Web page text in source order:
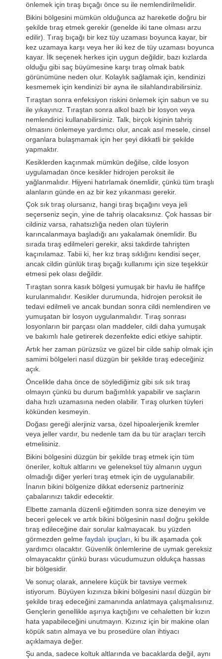
önlemek için tıraş bıçağı önce su ile nemlendirilmelidir.
Bikini bölgesini mümkün olduğunca az hareketle doğru bir
şekilde tıraş etmek gerekir (genelde iki tane olması arzu
edilir). Tıraş bıçağı bir kez tüy uzaması boyunca kayar, bir
kez uzamaya karşı veya her iki kez de tüy uzaması boyunca
kayar. İlk seçenek herkes için uygun değildir, bazı kızlarda
olduğu gibi saç büyümesine karşı tıraş olmak batık
görünümüne neden olur. Kolaylık sağlamak için, kendinizi
kesmemek için kendinizi bir ayna ile silahlandırabilirsiniz.
Tıraştan sonra enfeksiyon riskini önlemek için sabun ve su
ile yıkayınız. Tıraştan sonra alkol bazlı bir losyon veya
nemlendirici kullanabilirsiniz. Talk, birçok kişinin tahriş
olmasını önlemeye yardımcı olur, ancak asıl mesele, cinsel
organlara bulaşmamak için her şeyi dikkatli bir şekilde
yapmaktır.
Kesiklerden kaçınmak mümkün değilse, cilde losyon
uygulamadan önce kesikler hidrojen peroksit ile
yağlanmalıdır. Hijyeni hatırlamak önemlidir, çünkü tüm tıraşlı
alanların günde en az bir kez yıkanması gerekir.
Çok sık tıraş olursanız, hangi tıraş bıçağını veya jeli
seçerseniz seçin, yine de tahriş olacaksınız. Çok hassas bir
cildiniz varsa, rahatsızlığa neden olan tüylerin
karıncalanmaya başladığı anı yakalamak önemlidir. Bu
sırada tıraş edilmeleri gerekir, aksi takdirde tahrişten
kaçınılamaz. Tabii ki, her kız tıraş sıklığını kendisi seçer,
ancak cildin günlük tıraş bıçağı kullanımı için size teşekkür
etmesi pek olası değildir.
Tıraştan sonra kasık bölgesi yumuşak bir havlu ile hafifçe
kurulanmalıdır. Kesikler durumunda, hidrojen peroksit ile
tedavi edilmeli ve ancak bundan sonra cildi nemlendiren ve
yumuşatan bir losyon uygulanmalıdır. Tıraş sonrası
losyonların bir parçası olan maddeler, cildi daha yumuşak
ve bakımlı hale getirerek dezenfekte edici etkiye sahiptir.
Artık her zaman pürüzsüz ve güzel bir cilde sahip olmak için
samimi bölgeleri nasıl düzgün bir şekilde tıraş edeceğiniz
açık.
Öncelikle daha önce de söylediğimiz gibi sık sık tıraş
olmayın çünkü bu durum bağımlılık yapabilir ve saçların
daha hızlı uzamasına neden olabilir. Tıraş olurken tüyleri
kökünden kesmeyin.
Doğası gereği alerjiniz varsa, özel hipoalerjenik kremler
veya jeller vardır, bu nedenle tam da bu tür araçları tercih
etmelisiniz.
Bikini bölgesini düzgün bir şekilde tıraş etmek için tüm
öneriler, koltuk altlarını ve geleneksel tüy almanın uygun
olmadığı diğer yerleri tıraş etmek için de uygulanabilir.
İnanın bikini bölgenize dikkat ederseniz partneriniz
çabalarınızı takdir edecektir.
Elbette zamanla düzenli eğitimden sonra size deneyim ve
beceri gelecek ve artık bikini bölgesinin nasıl doğru şekilde
tıraş edileceğine dair sorular kalmayacak. bu yüzden
görmezden gelmefaydalı ipuçları , ki bu ilk aşamada çok
yardımcı olacaktır. Güvenlik önlemlerine de uymak gereksiz
olmayacaktır çünkü burası vücudumuzun oldukça hassas
bir bölgesidir.
Ve sonuç olarak, annelere küçük bir tavsiye vermek
istiyorum. Büyüyen kızınıza bikini bölgesini nasıl düzgün bir
şekilde tıraş edeceğini zamanında anlatmaya çalışmalısınız.
Gençlerin genellikle aşırıya kaçtığını ve cehaletten bir kızın
hata yapabileceğini unutmayın. Kızınız için bir makine olan
köpük satın almaya ve bu prosedüre olan ihtiyacı
açıklamaya değer.
Şu anda, sadece koltuk altlarında ve bacaklarda değil, aynı